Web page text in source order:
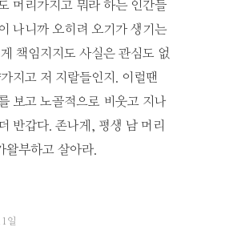
머리가지고 뭐라 하는 인간들
나니까 오히려 오기가 생기는
책임지지도 사실은 관심도 없
지고 저 지랄들인지. 이럴땐
보고 노골적으로 비웃고 지나
반갑다. 존나게, 평생 남 머리
왈부하고 살아라.
일